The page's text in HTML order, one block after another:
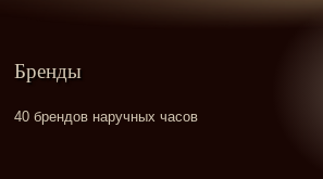
Бренды
40 брендов наручных часов